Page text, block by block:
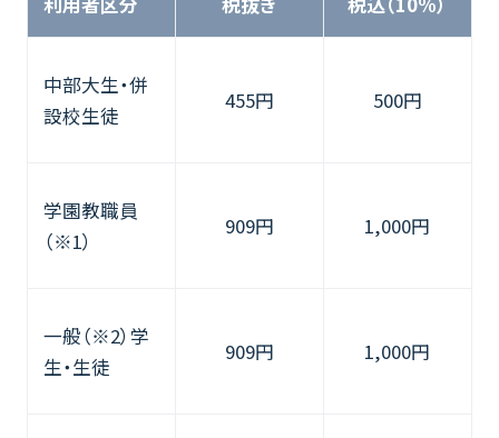
中部大生・併
設校生徒
455円 500円
学園教職員
（※1）
909円 1,000円
一般（※2）学
生・生徒
909円 1,000円